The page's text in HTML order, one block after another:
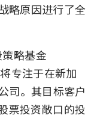
略原因进行了全
略基金
专注于在新加
司。其目标客户
票投资敞口的投